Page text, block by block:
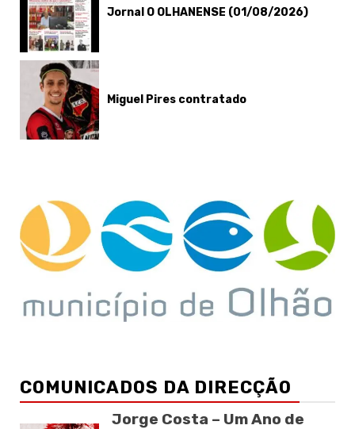
Jornal O OLHANENSE (01/08/2026)
Miguel Pires contratado
COMUNICADOS DA DIRECÇÃO
Jorge Costa – Um Ano de